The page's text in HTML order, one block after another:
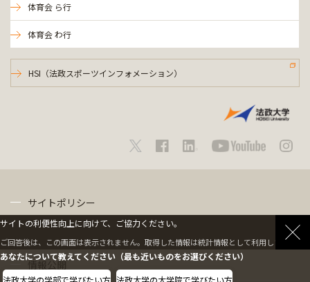
体育会 ら行
体育会 わ行
HSI（法政スポーツインフォメーション）
サイトポリシー
情報公開
サイトの利便性向上に向けて、ご協力ください。
ご回答後は、この画面は表示されません。取得した情報は統計情報として利用します。
あなたについて教えてください（最も近いものをお選びください）
法政大学の学部で学びたい方 法政大学の大学院で学びたい方